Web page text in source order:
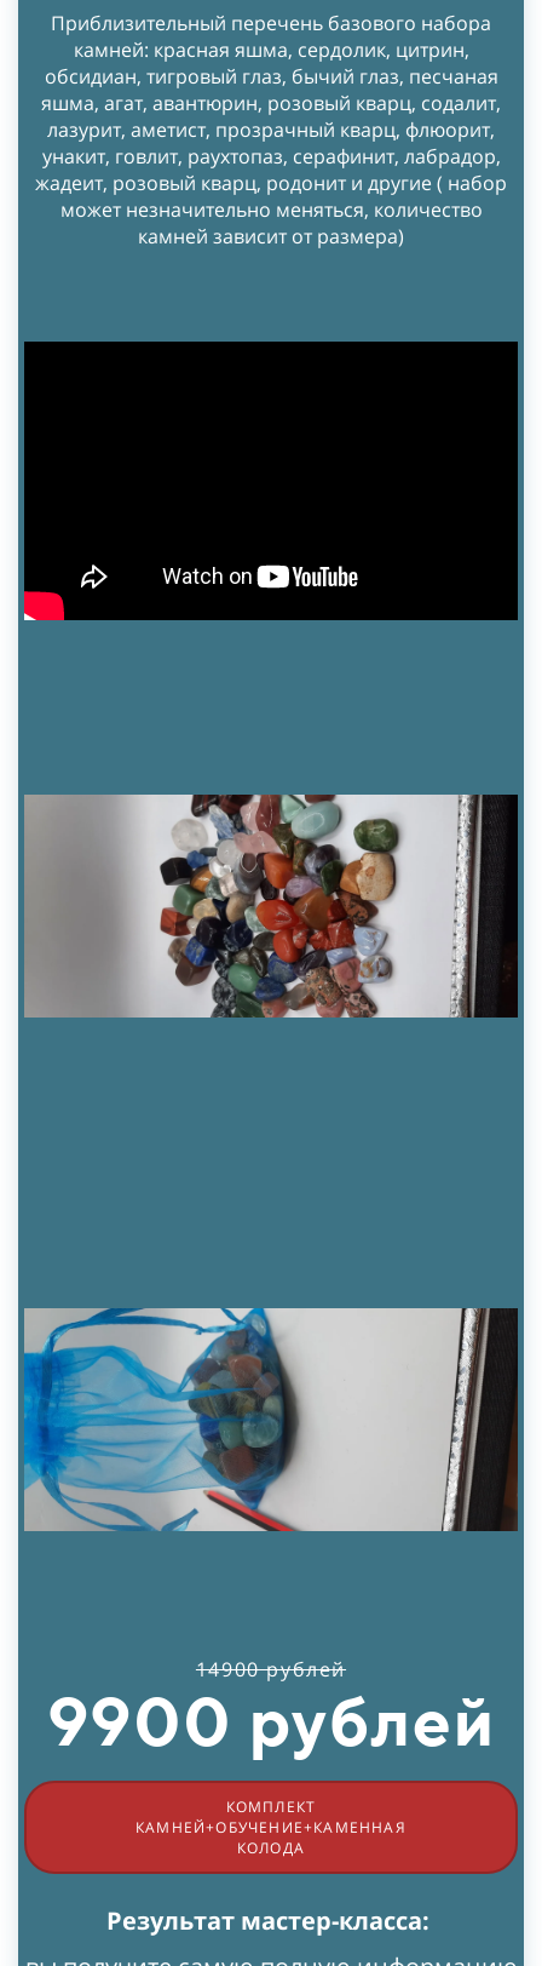
Приблизительный перечень базового набора
камней: красная яшма, сердолик, цитрин,
обсидиан, тигровый глаз, бычий глаз, песчаная
яшма, агат, авантюрин, розовый кварц, содалит,
лазурит, аметист, прозрачный кварц, флюорит,
унакит, говлит, раухтопаз, серафинит, лабрадор,
жадеит, розовый кварц, родонит и другие ( набор
может незначительно меняться, количество
камней зависит от размера)
14900 рублей
9900 рублей
КОМПЛЕКТ
КАМНЕЙ+ОБУЧЕНИЕ+КАМЕННАЯ
КОЛОДА
Результат мастер-класса: